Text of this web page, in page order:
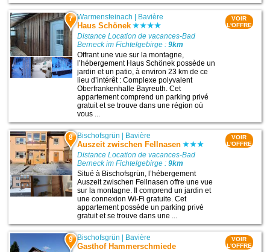
7 Warmensteinach Bavière
Haus Schönek
Distance Location de vacances-Bad
Berneck im Fichtelgebirge :9km
Offrant une vue sur la montagne,
l’hébergement Haus Schönek possède un
jardin et un patio, à environ 23 km de ce
lieu d’intérêt : Complexe polyvalent
Oberfrankenhalle Bayreuth. Cet
appartement comprend un parking privé
gratuit et se trouve dans une région où
vous ...
VOIR
L'OFFRE
8 Bischofsgrün Bavière
Auszeit zwischen Fellnasen
Distance Location de vacances-Bad
Berneck im Fichtelgebirge :9km
Situé à Bischofsgrün, l’hébergement
Auszeit zwischen Fellnasen offre une vue
sur la montagne. Il comprend un jardin et
une connexion Wi-Fi gratuite. Cet
appartement possède un parking privé
gratuit et se trouve dans une ...
VOIR
L'OFFRE
9 Bischofsgrün Bavière
Gasthof Hammerschmiede
VOIR
L'OFFRE